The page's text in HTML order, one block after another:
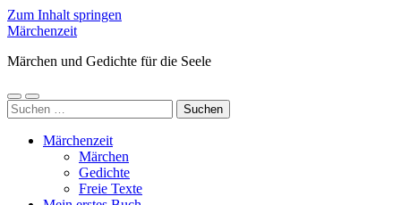
Zum Inhalt springen
Märchenzeit
Märchen und Gedichte für die Seele
Mobile-
Menü
Suchfeld
ein-/ausblenden
Suchen
nach:
Märchenzeit
Märchen
Gedichte
Freie Texte